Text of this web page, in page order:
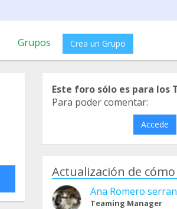
Grupos Crea un Grupo
Este foro sólo es para los
Para poder comentar:
Accede
Actualización de cómo
Ana Romero
Teaming Manager